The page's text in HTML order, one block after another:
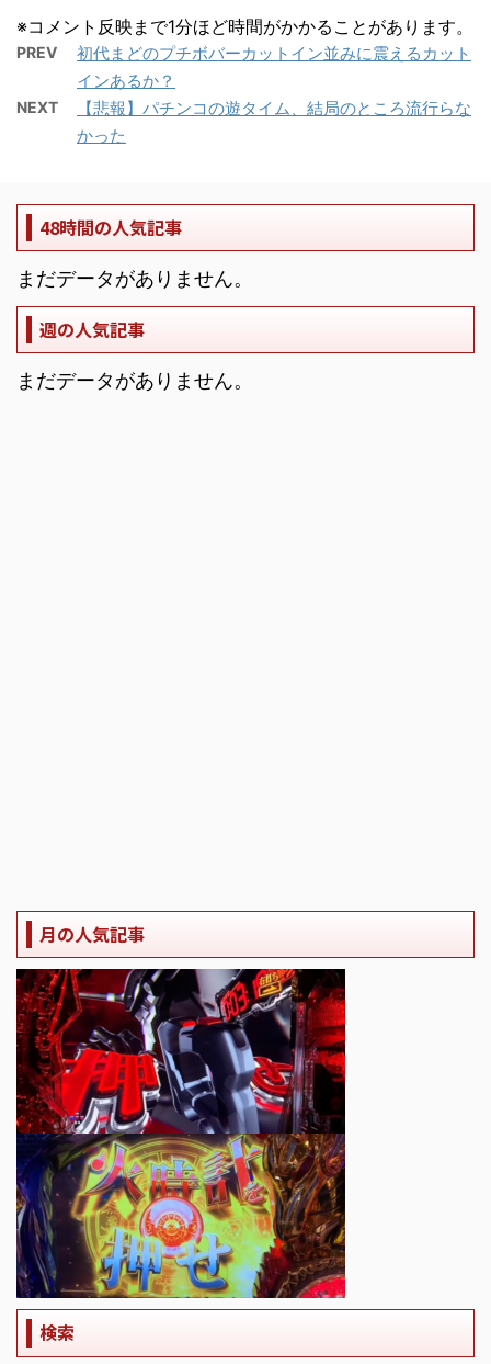
※コメント反映まで1分ほど時間がかかることがあります。
PREV
初代まどのプチボバーカットイン並みに震えるカット
インあるか？
NEXT
【悲報】パチンコの遊タイム、結局のところ流行らな
かった
48時間の人気記事
まだデータがありません。
週の人気記事
まだデータがありません。
月の人気記事
検索